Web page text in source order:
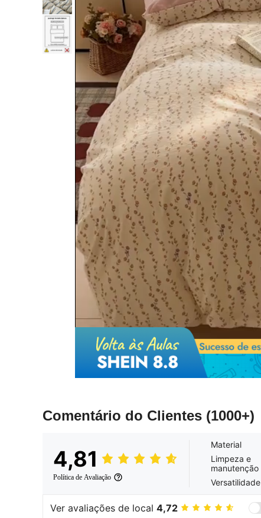
Comentário do Clientes (1000+)
4,81
Política de Avaliação
Material
Limpeza e
manutenção
Versatilidade
Ver avaliações de local 4,72